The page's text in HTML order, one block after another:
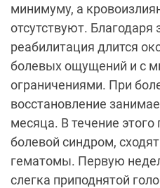
минимуму, а
отсутствуют. Благодаря
реабилитация длится
болевых ощущений и с
ограничениями. При
восстановление
месяца. В течение этого
болевой синдром,
гематомы. Первую
слегка приподнятой